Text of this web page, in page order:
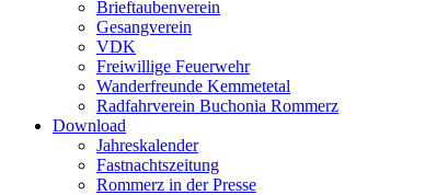
Brieftaubenverein
Gesangverein
VDK
Freiwillige Feuerwehr
Wanderfreunde Kemmetetal
Radfahrverein Buchonia Rommerz
Download
Jahreskalender
Fastnachtszeitung
Rommerz in der Presse